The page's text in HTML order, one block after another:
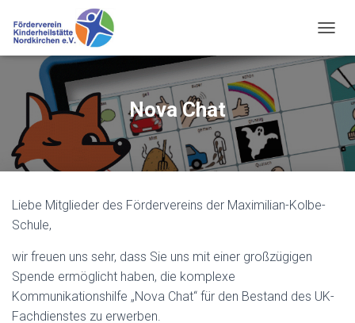
A
V
I
G
T
Nova Chat
Liebe Mitglieder des Fördervereins der Maximilian-Kolbe-
Schule,
wir freuen uns sehr, dass Sie uns mit einer großzügigen
Spende ermöglicht haben, die komplexe
Kommunikationshilfe „Nova Chat“ für den Bestand des UK-
Fachdienstes zu erwerben.